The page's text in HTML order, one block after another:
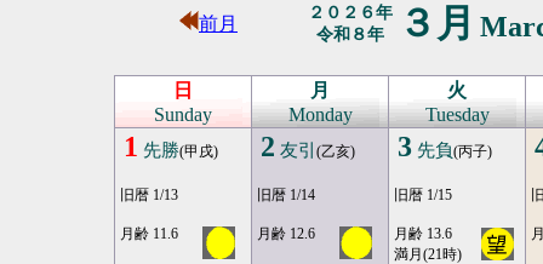
前月
２０２６年
令和８年
３月
日
Sunday
月
Monday
火
Tuesday
1 先勝(甲戌)
旧暦 1/13
月齢 11.6
2 友引 (乙亥)
旧暦 1/14
月齢 12.6
3 先負(丙子)
旧暦 1/15
月齢 13.6
満月(21時)